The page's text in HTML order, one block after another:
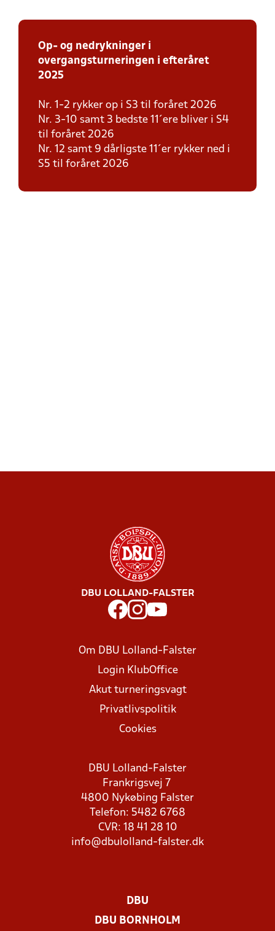
Op- og nedrykninger i
overgangsturneringen i efteråret
2025
Nr. 1-2 rykker op i S3 til foråret 2026
Nr. 3-10 samt 3 bedste 11´ere bliver i S4
til foråret 2026
Nr. 12 samt 9 dårligste 11´er rykker ned i
S5 til foråret 2026
DBU LOLLAND-FALSTER
Om DBU Lolland-Falster
Login KlubOffice
Akut turneringsvagt
Privatlivspolitik
Cookies
DBU Lolland-Falster
Frankrigsvej 7
4800 Nykøbing Falster
Telefon: 5482 6768
CVR: 18 41 28 10
info@dbulolland-falster.dk
DBU
DBU BORNHOLM